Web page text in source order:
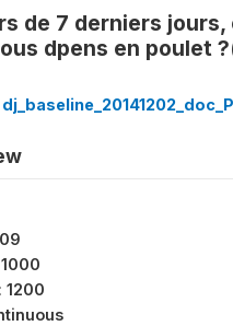
de 7 derniers jours,
dpens en poulet
1000
1200